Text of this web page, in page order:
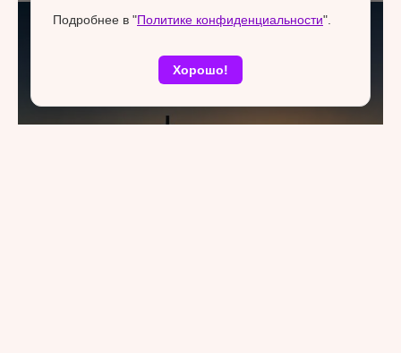
Подробнее в "Политике конфиденциальности".
Хорошо!